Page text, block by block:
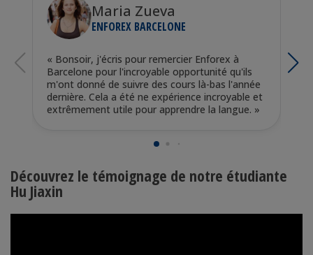
Maria Zueva
ENFOREX BARCELONE
« Bonsoir, j'écris pour remercier Enforex à
Barcelone pour l'incroyable opportunité qu'ils
m'ont donné de suivre des cours là-bas l'année
dernière. Cela a été ne expérience incroyable et
extrêmement utile pour apprendre la langue. »
Découvrez le témoignage de notre étudiante
Hu Jiaxin